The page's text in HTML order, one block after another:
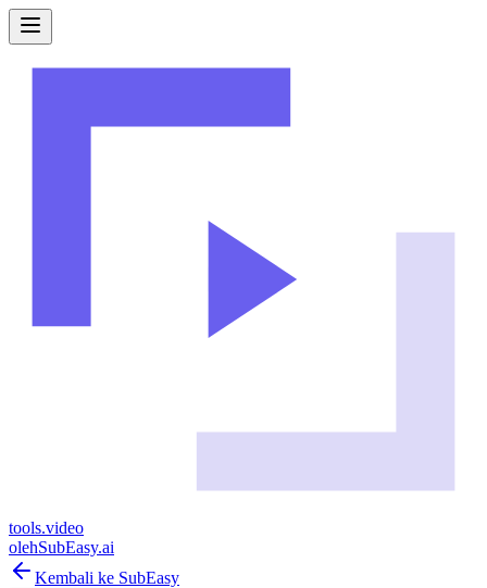
tools.video
olehSubEasy.ai
Kembali ke SubEasy